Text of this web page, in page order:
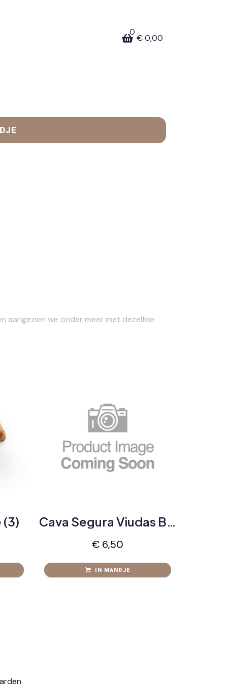
0
€0,00
aangezien we onder meer met dezelfde
(3) Cava Segura Viudas Brut Reserva (20cl)
€ 6,50
IN MANDJE